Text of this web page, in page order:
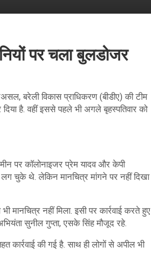
पर चला बुलडोजर
बरेली विकास प्राधिकरण (बीडीए) की टीम
है. वहीं इससे पहले भी अगले बृहस्पतिवार को
पर कॉलोनाइजर प्रेम यादव और केपी
लग चुके थे. लेकिन मानचित्र मांगने पर नहीं दिखा
नहीं मिला. इसी पर कार्रवाई करते हुए
सुनील गुप्ता, एसके सिंह मौजूद रहे.
कार्रवाई की गई है. साथ ही लोगों से अपील भी